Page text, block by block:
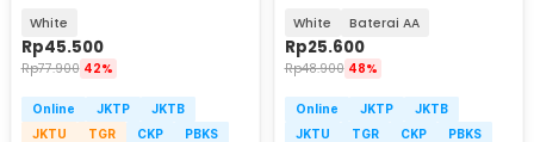
White
Rp45.500
Rp77.900 42%
Online JKTP
JKTB
JKTU
TGR CKP
PBKS
White Baterai AA
Rp25.600
Rp48.900 48%
Online JKTP
JKTB
JKTU
TGR CKP
PBKS